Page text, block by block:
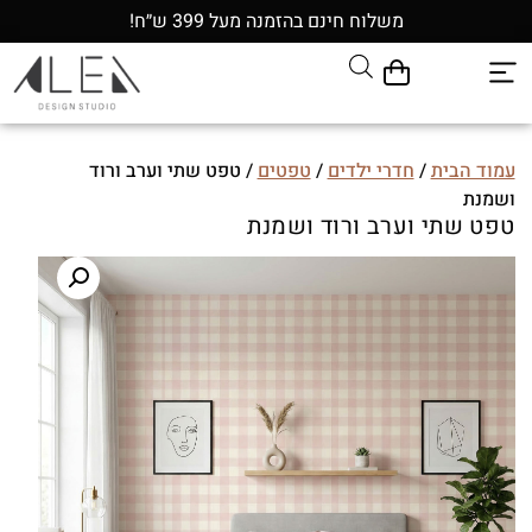
משלוח חינם בהזמנה מעל 399 ש״ח!
עמוד הבית/חדרי ילדים/טפטים/ טפט שתי וערב ורוד
ושמנת
טפט שתי וערב ורוד ושמנת